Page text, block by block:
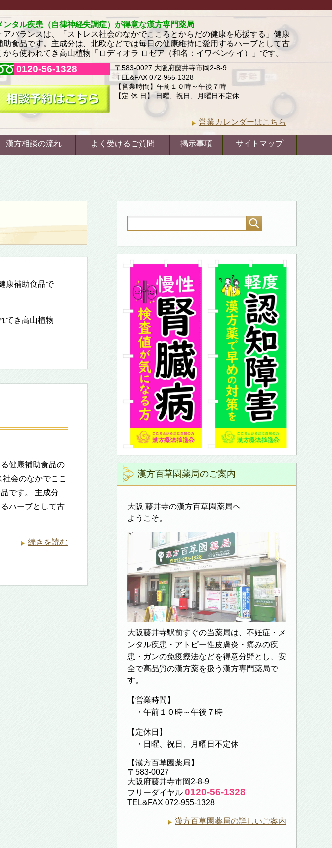
ンタル疾患（自律神経失調症）が得意な漢方専門薬局
アバランスは、「ストレス社会のなかでこころとからだの健康を応援する」健康
助食品です。主成分は、北欧などでは毎日の健康維持に愛用するハーブとして古
から使われてき高山植物「ロディオラ ロゼア（和名：イワベンケイ）」です。
0120-56-1328
〒583-0027 大阪府藤井寺市岡2-8-9
TEL&FAX 072-955-1328
【営業時間】午前１０時～午後７時
【定 休 日】 日曜、祝日、月曜日不定休
営業カレンダーはこちら
漢方相談の流れ よく受けるご質問 掲示事項 サイトマップ
康補助食品で
てき高山植物
健康補助食品の
会のなかでここ
です。 主成分
ハーブとして古
続きを読む
漢方百草園薬局のご案内
大阪 藤井寺の漢方百草園薬局ヘ
ようこそ。
大阪藤井寺駅前すぐの当薬局は、不妊症・メ
ンタル疾患・アトピー性皮膚炎・痛みの疾
患・ガンの免疫療法などを得意分野とし、安
全で高品質の漢方薬を扱う漢方専門薬局で
す。
【営業時間】
・午前１０時～午後７時
【定休日】
・日曜、祝日、月曜日不定休
【漢方百草園薬局】
〒583-0027
大阪府藤井寺市岡2-8-9
フリーダイヤル 0120-56-1328
TEL&FAX 072-955-1328
漢方百草園薬局の詳しいご案内